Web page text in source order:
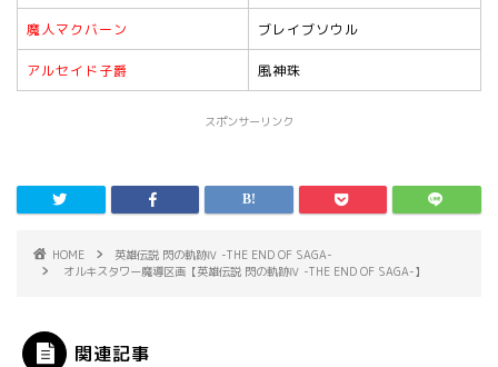
魔人マクバーン ブレイブソウル
アルセイド子爵 風神珠
スポンサーリンク
HOME
英雄伝説 閃の軌跡Ⅳ -THE END OF SAGA-
オルキスタワー魔導区画【英雄伝説 閃の軌跡Ⅳ -THE END OF SAGA-】
関連記事